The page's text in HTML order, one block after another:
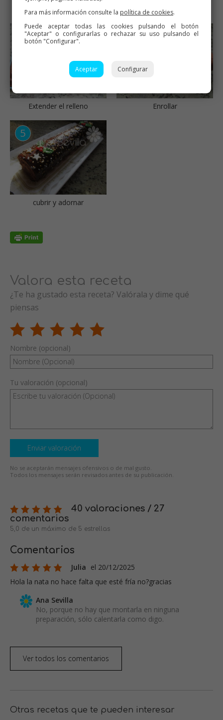
puro
Extender el relleno Enrollar
cubrir y adornar
Valora esta receta
¿Te ha gustado esta receta? Valórala y dime qué
piensas
Nombre (opcional)
Tu valoración (opcional)
Enviar valoración
No se aceptarán mensajes ofensivos o de mal gusto.
Todos los mensajes serán revisados antes de su publicación.
40 valoraciones / 27
comentarios
5,0 de un máximo de 5 estrellas
Comentarios
Julia el 20/12/2025
Hola la nata no hace falta que esté fría no?gracias
Ana Sevilla
No, porque no hay que montarla en ninguna
preparación, sólo calentarla como digo.
Ver todos los comentarios
Otras recetas que te pueden interesar
Para más información consulte la política de cookies.
Puede aceptar todas las cookies pulsando el botón
"Aceptar" o configurarlas o rechazar su uso pulsando el
botón "Configurar".
Aceptar Configurar